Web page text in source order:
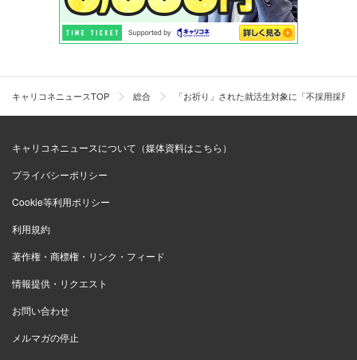
キャリコネニュースTOP 総合 「お祈り」された就活生対象に「不採用採
キャリコネニュースについて（媒体資料はこちら）
プライバシーポリシー
Cookie等利用ポリシー
利用規約
著作権・商標権・リンク・フィード
情報提供・リクエスト
お問い合わせ
メルマガの停止